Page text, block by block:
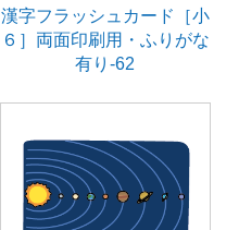
漢字フラッシュカード［小
６］両面印刷用・ふりがな
有り-62